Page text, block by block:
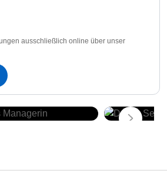
ausschließlich online über unser